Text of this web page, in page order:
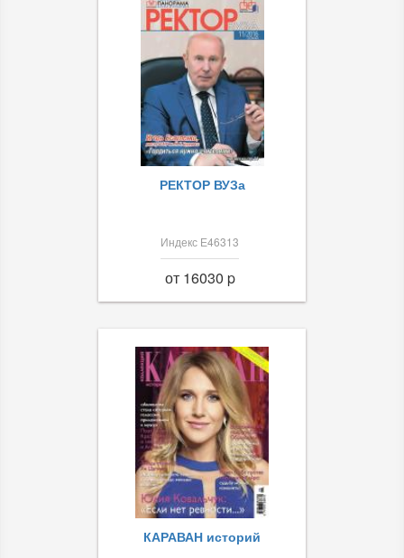
РЕКТОР ВУЗа
Индекс Е46313
от 16030 p
КАРАВАН историй